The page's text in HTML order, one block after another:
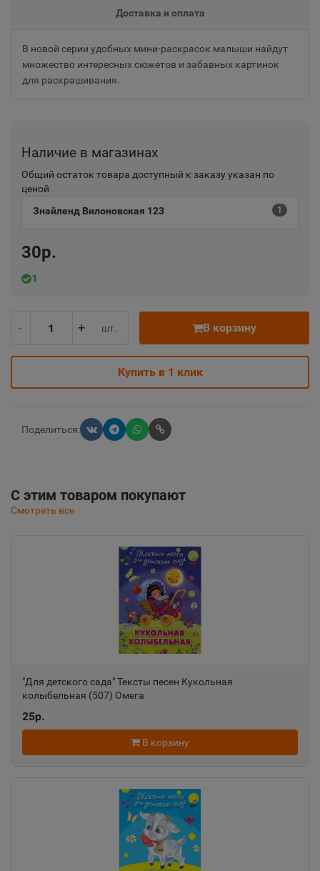
Доставка и оплата
В новой серии удобных мини-раскрасок малыши найдут
множество интересных сюжетов и забавных картинок
для раскрашивания.
Наличие в магазинах
Общий остаток товара доступный к заказу указан по
ценой
Знайленд Вилоновская 123
1
30р.
1
- + шт. В корзину
Купить в 1 клик
Поделиться:
С этим товаром покупают
Смотреть все
"Для детского сада" Тексты песен Кукольная
колыбельная (507) Омега
25р.
В корзину